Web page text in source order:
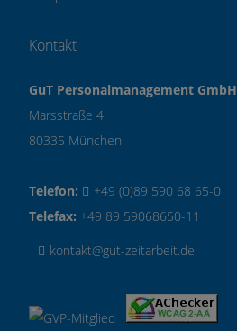
Kontakt
GuT Personalmanagement GmbH
Marsstraße 4
80335 München
Telefon:
+49 (0)89 590 68 65-0
Telefax: +49 89 59068650-11
kontakt@gut-zeitarbeit.de